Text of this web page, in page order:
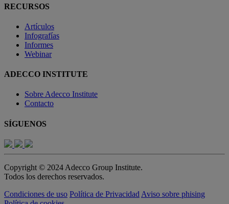
RECURSOS
Artículos
Infografías
Informes
Webinar
ADECCO INSTITUTE
Sobre Adecco Institute
Contacto
SÍGUENOS
Copyright © 2024 Adecco Group Institute.
Todos los derechos reservados.
Condiciones de uso Política de Privacidad Aviso sobre phising